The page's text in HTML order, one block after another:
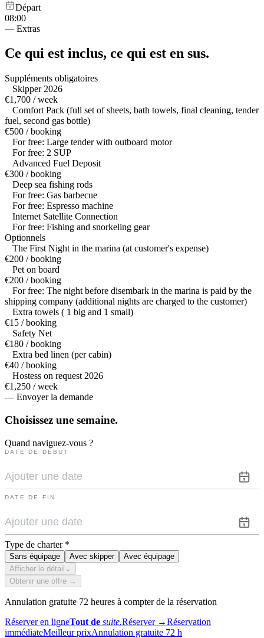
Départ
08:00
— Extras
Ce qui est inclus, ce qui est en sus.
Suppléments obligatoires
Skipper 2026
€1,700 / week
Comfort Pack (full set of sheets, bath towels, final cleaning, tender
fuel, second gas bottle)
€500 / booking
For free: Large tender with outboard motor
For free: 2 SUP
Advanced Fuel Deposit
€300 / booking
Deep sea fishing rods
For free: Gas barbecue
For free: Espresso machine
Internet Satellite Connection
For free: Fishing and snorkeling gear
Optionnels
The First Night in the marina (at customer's expense)
€200 / booking
Pet on board
€200 / booking
For free: The night before disembark in the marina is paid by the
shipping company (additional nights are charged to the customer)
Extra towels ( 1 big and 1 small)
€15 / booking
Safety Net
€180 / booking
Extra bed linen (per cabin)
€40 / booking
Hostess on request 2026
€1,250 / week
— Envoyer la demande
Choisissez une semaine.
Quand naviguez-vous ?
DATE DE DÉBUT
DATE DE FIN
Type de charter *
Sans équipage Avec skipper
Avec équipage
Afficher le détail ⌄
Obtenir une offre →
Annulation gratuite 72 heures à compter de la réservation
Réserver en ligneTout de suite.Réserver →Réservation
immédiateMeilleur prixAnnulation gratuite 72 h